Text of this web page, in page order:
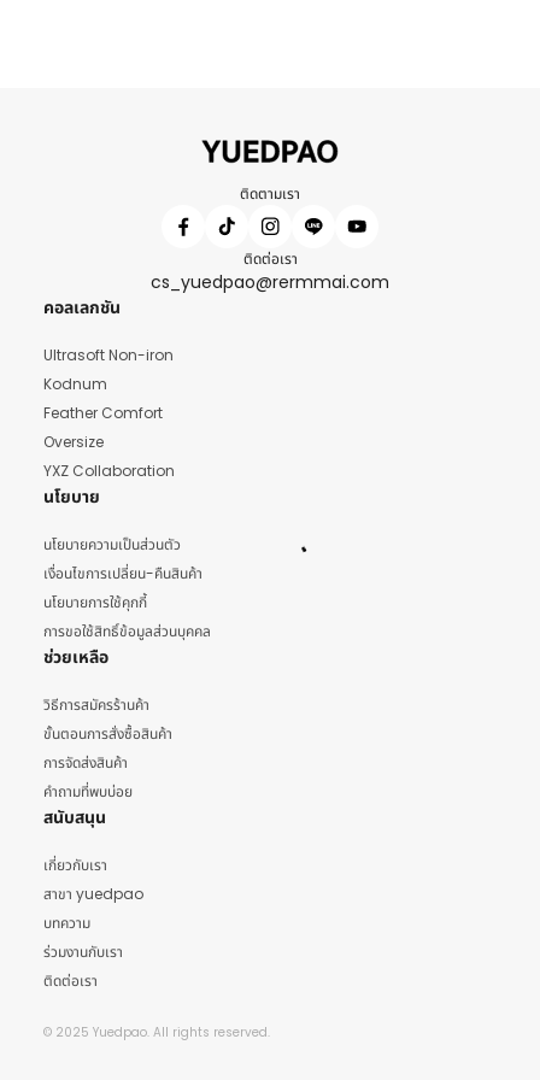
ติดตามเรา
ติดต่อเรา
cs_yuedpao@rermmai.com
คอลเลกชัน
Ultrasoft Non-iron
Kodnum
Feather Comfort
Oversize
YXZ Collaboration
นโยบาย
นโยบายความเป็นส่วนตัว
เงื่อนไขการเปลี่ยน-คืนสินค้า
นโยบายการใช้คุกกี้
การขอใช้สิทธิ์ข้อมูลส่วนบุคคล
ช่วยเหลือ
วิธีการสมัครร้านค้า
ขั้นตอนการสั่งซื้อสินค้า
การจัดส่งสินค้า
คำถามที่พบบ่อย
สนับสนุน
เกี่ยวกับเรา
สาขา yuedpao
บทความ
ร่วมงานกับเรา
ติดต่อเรา
© 2025 Yuedpao. All rights reserved.